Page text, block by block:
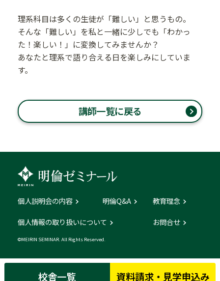
理系科目は多くの生徒が「難しい」と思うもの。
そんな「難しい」を私と一緒に少しでも「わかっ
た！楽しい！」に変換してみませんか？
あなたと理系で語り合える日を楽しみにしていま
す。
講師一覧に戻る
個人説明会の内容 明倫Q&A 教育理念
個人情報の取り扱いについて お問合せ
©MEIRIN SEMINAR. All Rights Reserved.
校舎一覧 資料請求・見学申込み